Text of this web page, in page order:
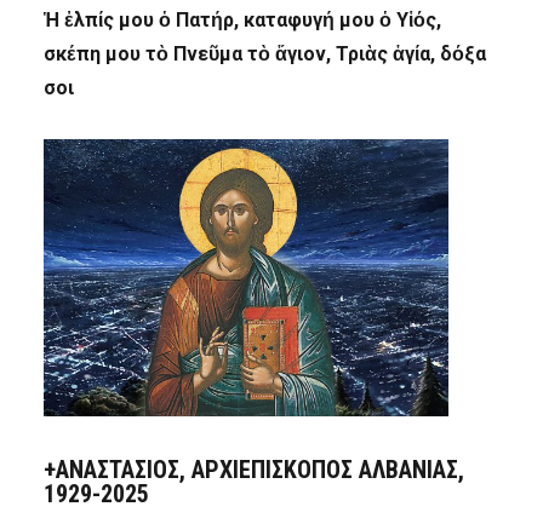
Ἡ ἐλπίς μου ὁ Πατήρ, καταφυγή μου ὁ Υἱός,
σκέπη μου τὸ Πνεῦμα τὸ ἅγιον, Τριὰς ἁγία, δόξα
σοι
+ΑΝΑΣΤΆΣΙΟΣ, ΑΡΧΙΕΠΊΣΚΟΠΟΣ ΑΛΒΑΝΊΑΣ,
1929-2025